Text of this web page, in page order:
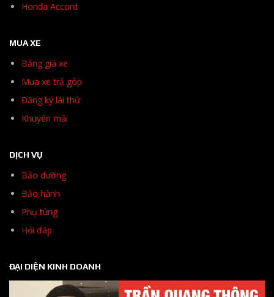
Honda Accord
MUA XE
Bảng giá xe
Mua xe trả góp
Đăng ký lái thử
Khuyến mãi
DỊCH VỤ
Bảo dưỡng
Bảo hành
Phụ tùng
Hỏi đáp
ĐẠI DIỆN KINH DOANH